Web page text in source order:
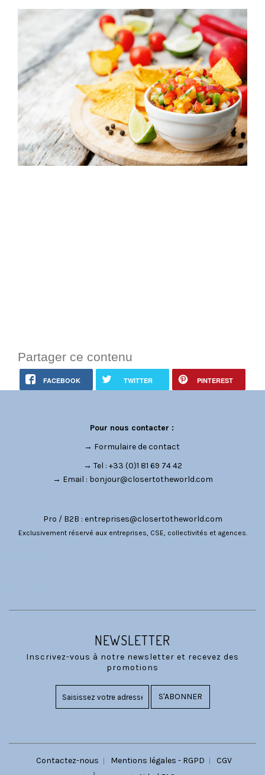
Partager ce contenu
FACEBOOK TWITTER PINTEREST
Pour nous contacter :
→ Formulaire de contact
→ Tel : +33 (0)1 81 69 74 42
→ Email : bonjour@closertotheworld.com
Pro / B2B : entreprises@closertotheworld.com
Exclusivement réservé aux entreprises, CSE, collectivités et agences.
NEWSLETTER
Inscrivez-vous à notre newsletter et recevez des
promotions
S'ABONNER
Contactez-nous Mentions légales - RGPD
CGV